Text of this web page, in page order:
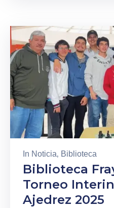
In Noticia‚ Biblioteca
Biblioteca
Torneo
Ajedrez 2025